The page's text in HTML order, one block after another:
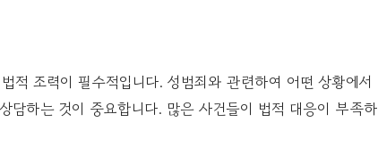
적 조력이 필수적입니다. 성범죄와 관련하여 어떤 상황에서
담하는 것이 중요합니다. 많은 사건들이 법적 대응이 부족하